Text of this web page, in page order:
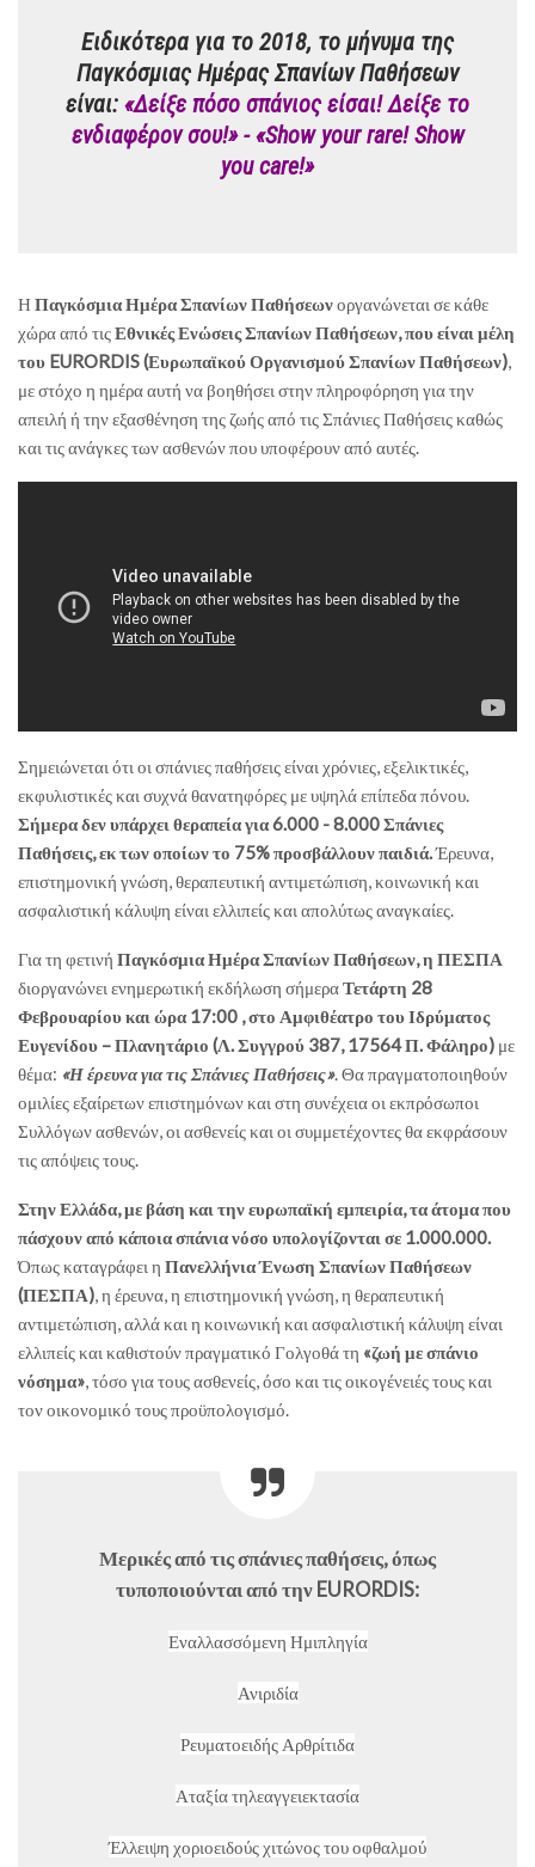
Ειδικότερα για το 2018, το μήνυμα της
Παγκόσμιας Ημέρας Σπανίων Παθήσεων
είναι: «Δείξε πόσο σπάνιος είσαι! Δείξε το
ενδιαφέρον σου!» - «Show your rare! Show
you care!»
ΗΠαγκόσμια Ημέρα Σπανίων Παθήσεωνοργανώνεται σε κάθε
χώρα από τιςΕθνικές Ενώσεις Σπανίων Παθήσεων, που είναι μέλη
του EURORDIS (Ευρωπαϊκού Οργανισμού Σπανίων Παθήσεων),
με στόχο η ημέρα αυτή να βοηθήσει στην πληροφόρηση για την
απειλή ή την εξασθένηση της ζωής από τις Σπάνιες Παθήσεις καθώς
και τις ανάγκες των ασθενών που υποφέρουν από αυτές.
Σημειώνεται ότι οι σπάνιες παθήσεις είναι χρόνιες, εξελικτικές,
εκφυλιστικές και συχνά θανατηφόρες με υψηλά επίπεδα πόνου.
Σήμερα δεν υπάρχει θεραπεία για 6.000 - 8.000 Σπάνιες
Παθήσεις, εκ των οποίων το 75% προσβάλλουν παιδιά.Έρευνα,
επιστημονική γνώση, θεραπευτική αντιμετώπιση, κοινωνική και
ασφαλιστική κάλυψη είναι ελλιπείς και απολύτως αναγκαίες.
Για τη φετινή Παγκόσμια Ημέρα Σπανίων Παθήσεων, η ΠΕΣΠΑ
διοργανώνει ενημερωτική εκδήλωση σήμεραΤετάρτη 28
Φεβρουαρίου και ώρα 17:00 , στο Αμφιθέατρο του Ιδρύματος
Ευγενίδου – Πλανητάριο (Λ. Συγγρού 387, 17564 Π. Φάληρο) με
θέμα: «Η έρευνα για τις Σπάνιες Παθήσεις». Θα πραγματοποιηθούν
ομιλίες εξαίρετων επιστημόνων και στη συνέχεια οι εκπρόσωποι
Συλλόγων ασθενών, οι ασθενείς και οι συμμετέχοντες θα εκφράσουν
τις απόψεις τους.
Στην Ελλάδα, με βάση και την ευρωπαϊκή εμπειρία, τα άτομα που
πάσχουν από κάποια σπάνια νόσο υπολογίζονται σε 1.000.000.
Όπως καταγράφει η Πανελλήνια Ένωση Σπανίων Παθήσεων
(ΠΕΣΠΑ), η έρευνα, η επιστημονική γνώση, η θεραπευτική
αντιμετώπιση, αλλά και η κοινωνική και ασφαλιστική κάλυψη είναι
ελλιπείς και καθιστούν πραγματικό Γολγοθά τη «ζωή με σπάνιο
νόσημα», τόσο για τους ασθενείς, όσο και τις οικογένειές τους και
τον οικονομικό τους προϋπολογισμό.
Μερικές από τις σπάνιες παθήσεις, όπως
τυποποιούνται από την EURORDIS:
Εναλλασσόμενη Ημιπληγία
Ανιριδία
Ρευματοειδής Αρθρίτιδα
Αταξία τηλεαγγειεκτασία
Έλλειψη χοριοειδούς χιτώνος του οφθαλμού